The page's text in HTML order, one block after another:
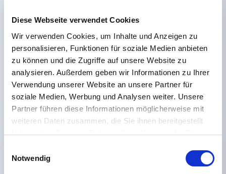
Diese Webseite verwendet Cookies
Wir verwenden Cookies, um Inhalte und Anzeigen zu
personalisieren, Funktionen für soziale Medien anbieten
zu können und die Zugriffe auf unsere Website zu
analysieren. Außerdem geben wir Informationen zu Ihrer
Verwendung unserer Website an unsere Partner für
soziale Medien, Werbung und Analysen weiter. Unsere
Partner führen diese Informationen möglicherweise mit
weiteren Daten zusammen, die Sie ihnen bereitgestellt
haben oder die sie im Rahmen Ihrer Nutzung der Dienste
Notwendig
reibungsloser Kaufvorgang ermöglicht
wird.
Sohaben wir es gelöst
Zunächst mussten wir sicherstellen dass alle drei Systeme
also in Shopware zusätzliche Felder angelegt, um dort die
Produkt-IDs des hauseigenen Systems anzusprechen. Außerdem